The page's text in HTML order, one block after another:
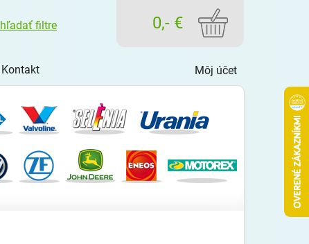
hľadať filtre 0,- €
Kontakt Môj účet